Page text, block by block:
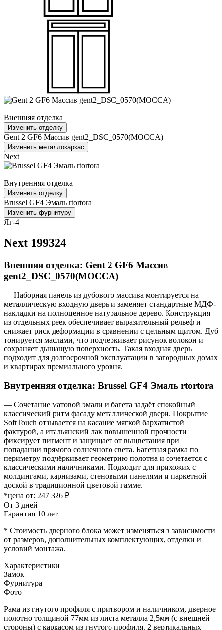
Внешняя отделка
Изменить отделку
Gent 2 GF6 Массив gent2_DSC_0570(MOCCA)
Изменить металлокаркас
Next
Внутренняя отделка
Изменить отделку
Brussel GF4 Эмаль rtortora
Изменить фурнитуру
Яг-4
Next 199324
Внешняя отделка: Gent 2 GF6 Массив
gent2_DSC_0570(MOCCA)
— Наборная панель из дубового массива монтируется на
металлическую входную дверь и заменяет стандартные МДФ-
накладки на полноценное натуральное дерево. Конструкция
из отдельных реек обеспечивает выразительный рельеф и
снижает риск деформации в сравнении с цельным щитом. Дуб
тонируется маслами, что подчеркивает рисунок волокон и
сохраняет дышащую поверхность. Такая входная дверь
подходит для долгосрочной эксплуатации в загородных домах
и квартирах премиального уровня.
Внутренняя отделка: Brussel GF4 Эмаль rtortora
— Сочетание матовой эмали и багета задаёт спокойный
классический ритм фасаду металлической двери. Покрытие
SoftTouch отзывается на касание мягкой бархатистой
фактурой, а итальянский лак повышенной прочности
фиксирует пигмент и защищает от выцветания при
попадании прямого солнечного света. Багетная рамка по
периметру подчёркивает геометрию полотна и сочетается с
классическими наличниками. Подходит для прихожих с
молдингами, карнизами, стеновыми панелями и паркетной
доской в традиционной цветовой гамме.
*цена от: 247 326 ₽
От 3 дней
Гарантия 10 лет
* Стоимость дверного блока может изменяться в зависимости
от размеров, дополнительных комплектующих, отделки и
условий монтажа.
Характеристики
Замок
Фурнитура
Фото
Рама из гнутого профиля с притвором и наличником, дверное
полотно толщиной 77мм из листа металла 2,5мм (с внешней
стороны) c каркасом из гнутого профиля. 2 вертикальных